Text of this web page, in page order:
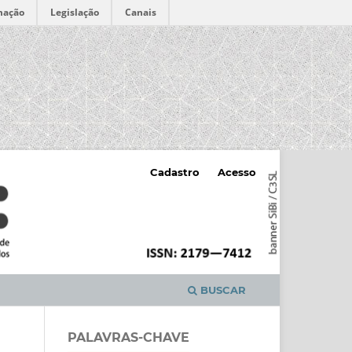
Legislação Canais
BUSCAR
Cadastro Acesso
PALAVRAS-CHAVE